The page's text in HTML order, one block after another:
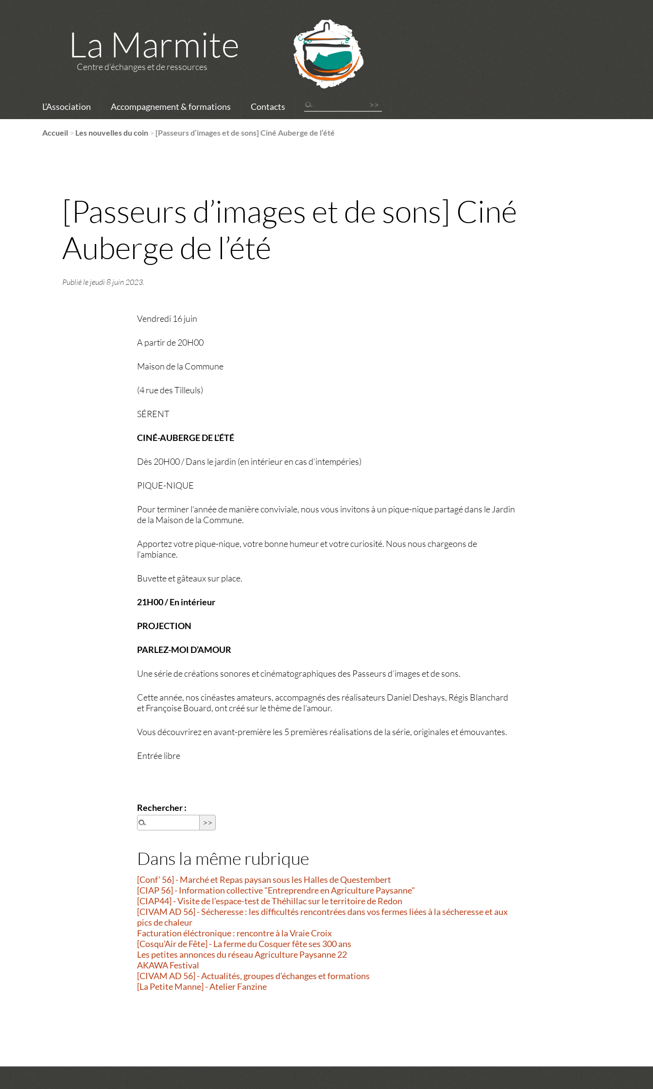
La Marmite
Centre d’échanges et de ressources
L’Association Accompagnement & formations Contacts
Accueil > Les nouvelles du coin > [Passeurs d’images et de sons] Ciné Auberge de l’été
[Passeurs d’images et de sons] Ciné
Auberge de l’été
Publié le jeudi 8 juin 2023.
Vendredi 16 juin
A partir de 20H00
Maison de la Commune
(4 rue des Tilleuls)
SÉRENT
CINÉ-AUBERGE DE L’ÉTÉ
Dès 20H00 / Dans le jardin (en intérieur en cas d’intempéries)
PIQUE-NIQUE
Pour terminer l’année de manière conviviale, nous vous invitons à un pique-nique partagé dans le Jardin
de la Maison de la Commune.
Apportez votre pique-nique, votre bonne humeur et votre curiosité. Nous nous chargeons de
l’ambiance.
Buvette et gâteaux sur place.
21H00 / En intérieur
PROJECTION
PARLEZ-MOI D’AMOUR
Une série de créations sonores et cinématographiques des Passeurs d’images et de sons.
Cette année, nos cinéastes amateurs, accompagnés des réalisateurs Daniel Deshays, Régis Blanchard
et Françoise Bouard, ont créé sur le thème de l’amour.
Vous découvrirez en avant-première les 5 premières réalisations de la série, originales et émouvantes.
Entrée libre
Rechercher :
Dans la même rubrique
[Conf’ 56] - Marché et Repas paysan sous les Halles de Questembert
[CIAP 56] - Information collective "Entreprendre en Agriculture Paysanne"
[CIAP44] - Visite de l’espace-test de Théhillac sur le territoire de Redon
[CIVAM AD 56] - Sécheresse : les difficultés rencontrées dans vos fermes liées à la sécheresse et aux
pics de chaleur
Facturation éléctronique : rencontre à la Vraie Croix
[Cosqu’Air de Fête] - La ferme du Cosquer fête ses 300 ans
Les petites annonces du réseau Agriculture Paysanne 22
AKAWA Festival
[CIVAM AD 56] - Actualités, groupes d’échanges et formations
[La Petite Manne] - Atelier Fanzine